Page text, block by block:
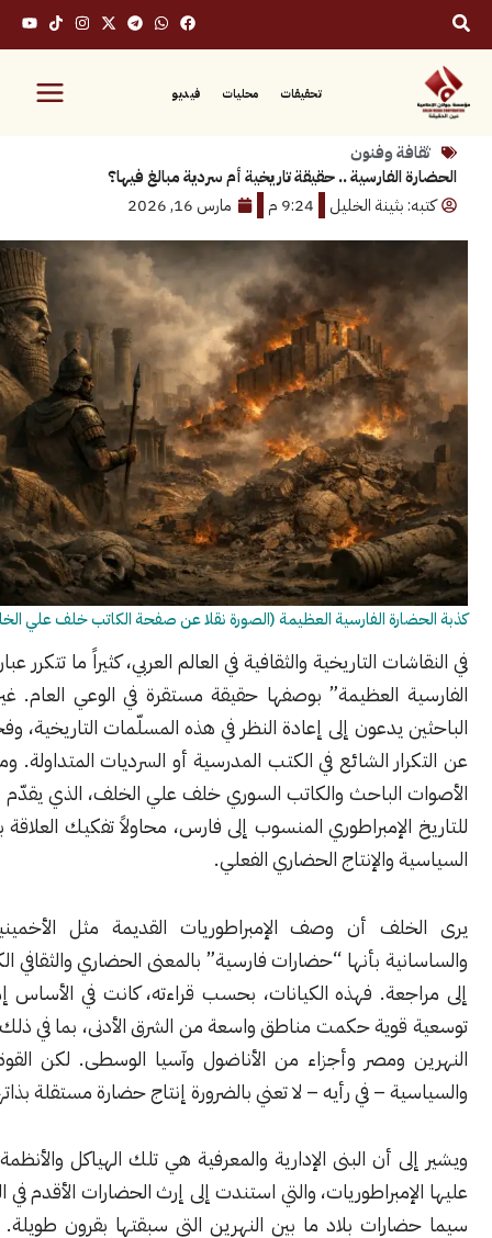
محليات فيديو
وفنون
الفارسية .. حقيقة تاريخية أم سردية مبالغ فيها؟
بثينة الخليل
9:24 م مارس 16, 2026
الفارسية العظيمة (الصورة نقلا عن صفحة الكاتب خلف علي الخلف)
التاريخية والثقافية في العالم العربي، كثيراً ما تتكرر عبارة “الحضارة
العظيمة” بوصفها حقيقة مستقرة في الوعي العام. غير أن بعض
يدعون إلى إعادة النظر في هذه المسلّمات التاريخية، وفحصها بعيداً
الشائع في الكتب المدرسية أو السرديات المتداولة. ومن بين هذه
الباحث والكاتب السوري خلف علي الخلف، الذي يقدّم قراءة نقدية
الإمبراطوري المنسوب إلى فارس، محاولاً تفكيك العلاقة بين السلطة
والإنتاج الحضاري الفعلي.
أن وصف الإمبراطوريات القديمة مثل الأخمينية والبارثية
بأنها “حضارات فارسية” بالمعنى الحضاري والثقافي الكامل يحتاج
فهذه الكيانات، بحسب قراءته، كانت في الأساس إمبراطوريات
حكمت مناطق واسعة من الشرق الأدنى، بما في ذلك بلاد ما بين
ومصر وأجزاء من الأناضول وآسيا الوسطى. لكن القوة العسكرية
– في رأيه – لا تعني بالضرورة إنتاج حضارة مستقلة بذاتها.
أن البنى الإدارية والمعرفية هي تلك الهياكل والأنظمة التي قامت
والتي استندت إلى إرث الحضارات الأقدم في المنطقة، ولا
بلاد ما بين النهرين التي سبقتها بقرون طويلة. ففي مجال